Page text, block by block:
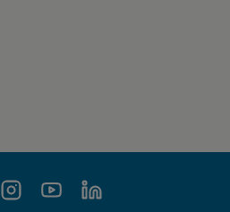
InstagramYouTubeLinkedIn